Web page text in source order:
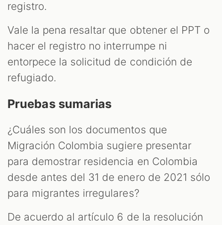
registro.
Vale la pena resaltar que obtener el PPT o
hacer el registro no interrumpe ni
entorpece la solicitud de condición de
refugiado.
Pruebas sumarias
¿Cuáles son los documentos que
Migración Colombia sugiere presentar
para demostrar residencia en Colombia
desde antes del 31 de enero de 2021 sólo
para migrantes irregulares?
De acuerdo al artículo 6 de la resolución